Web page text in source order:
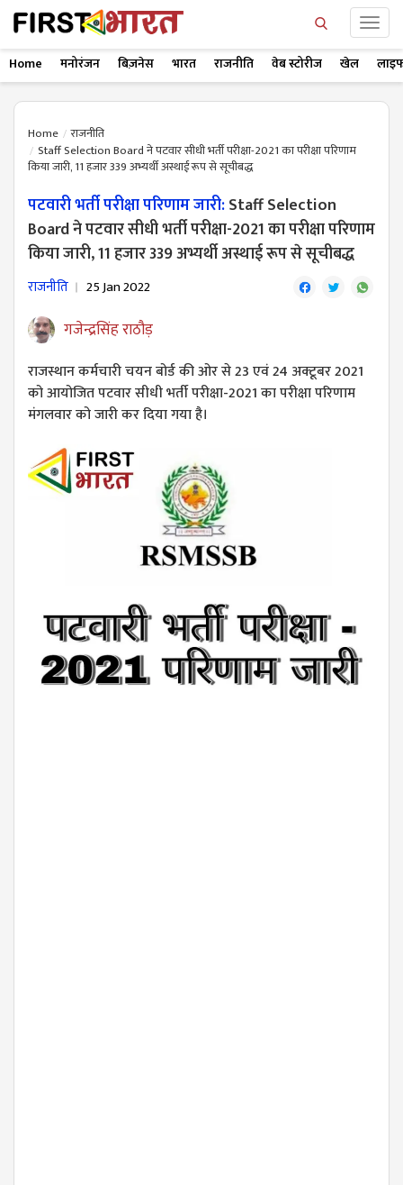
Home मनोरंजन बिज़नेस भारत राजनीति वेब स्टोरीज खेल
Home
राजनीति
Staff Selection Board ने पटवार सीधी भर्ती परीक्षा-2021 का परीक्षा परिणाम
किया जारी, 11 हजार 339 अभ्यर्थी अस्थाई रूप से सूचीबद्ध
पटवारी भर्ती परीक्षा परिणाम जारी:Staff Selection
Board ने पटवार सीधी भर्ती परीक्षा-2021 का परीक्षा परिणाम
किया जारी, 11 हजार 339 अभ्यर्थी अस्थाई रूप से सूचीबद्ध
राजनीति 25 Jan 2022
गजेन्द्रसिंह राठौड़
राजस्थान कर्मचारी चयन बोर्ड की ओर से 23 एवं 24 अक्टूबर 2021
को आयोजित पटवार सीधी भर्ती परीक्षा-2021 का परीक्षा परिणाम
मंगलवार को जारी कर दिया गया है।